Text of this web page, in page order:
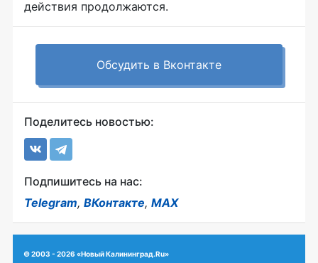
действия продолжаются.
Обсудить в Вконтакте
Поделитесь новостью:
Подпишитесь на нас:
Telegram, ВКонтакте, MAX
© 2003 - 2026 «Новый Калининград.Ru»